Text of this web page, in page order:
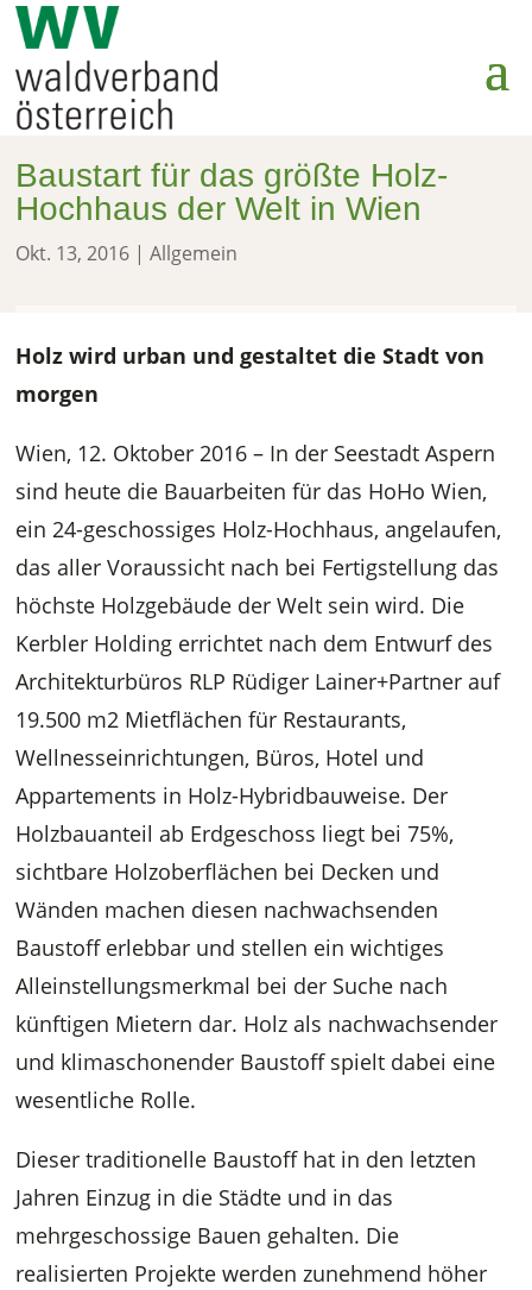
Baustart für das größte Holz-
Hochhaus der Welt in Wien
Okt. 13, 2016 | Allgemein
Holz wird urban und gestaltet die Stadt von
morgen
Wien, 12. Oktober 2016 – In der Seestadt Aspern
sind heute die Bauarbeiten für das HoHo Wien,
ein 24-geschossiges Holz-Hochhaus, angelaufen,
das aller Voraussicht nach bei Fertigstellung das
höchste Holzgebäude der Welt sein wird. Die
Kerbler Holding errichtet nach dem Entwurf des
Architekturbüros RLP Rüdiger Lainer+Partner auf
19.500 m2 Mietflächen für Restaurants,
Wellnesseinrichtungen, Büros, Hotel und
Appartements in Holz-Hybridbauweise. Der
Holzbauanteil ab Erdgeschoss liegt bei 75%,
sichtbare Holzoberflächen bei Decken und
Wänden machen diesen nachwachsenden
Baustoff erlebbar und stellen ein wichtiges
Alleinstellungsmerkmal bei der Suche nach
künftigen Mietern dar. Holz als nachwachsender
und klimaschonender Baustoff spielt dabei eine
wesentliche Rolle.
Dieser traditionelle Baustoff hat in den letzten
Jahren Einzug in die Städte und in das
mehrgeschossige Bauen gehalten. Die
realisierten Projekte werden zunehmend höher